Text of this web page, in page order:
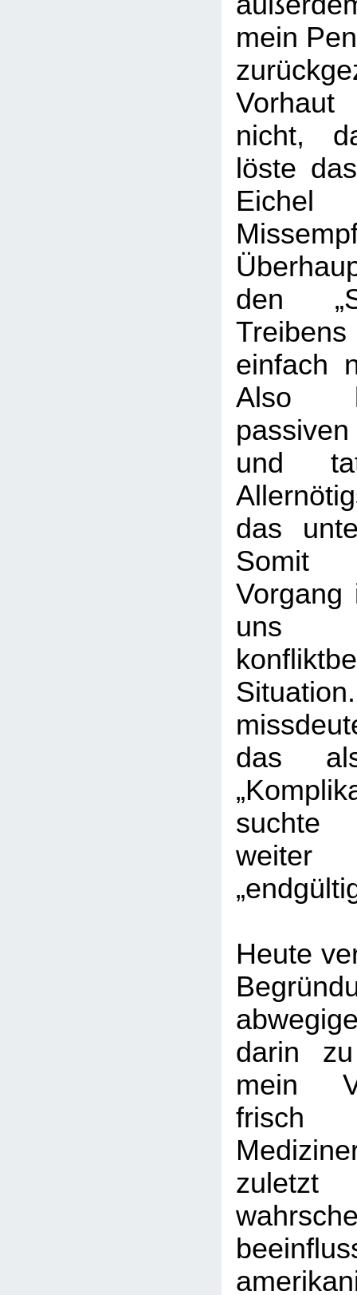
mein
nicht,
löste
den
einfach
Also
und
das
Somit
Vorgang
das
weiter
Heute
darin
mein
frisch